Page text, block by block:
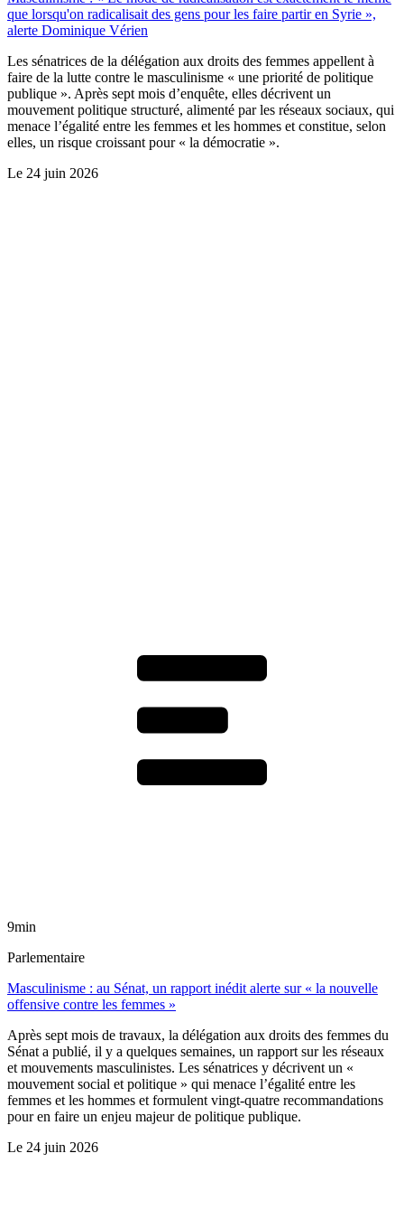
que lorsqu'on radicalisait des gens pour les faire partir en Syrie »,
alerte Dominique Vérien
Les sénatrices de la délégation aux droits des femmes appellent à
faire de la lutte contre le masculinisme « une priorité de politique
publique ». Après sept mois d’enquête, elles décrivent un
mouvement politique structuré, alimenté par les réseaux sociaux, qui
menace l’égalité entre les femmes et les hommes et constitue, selon
elles, un risque croissant pour « la démocratie ».
Le 24 juin 2026
9min
Parlementaire
Masculinisme : au Sénat, un rapport inédit alerte sur « la nouvelle
offensive contre les femmes »
Après sept mois de travaux, la délégation aux droits des femmes du
Sénat a publié, il y a quelques semaines, un rapport sur les réseaux
et mouvements masculinistes. Les sénatrices y décrivent un «
mouvement social et politique » qui menace l’égalité entre les
femmes et les hommes et formulent vingt-quatre recommandations
pour en faire un enjeu majeur de politique publique.
Le 24 juin 2026